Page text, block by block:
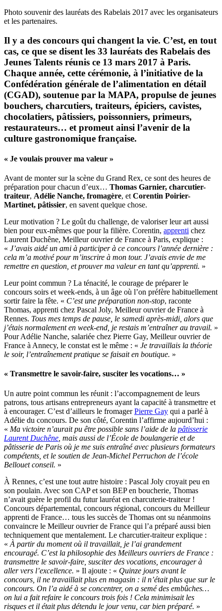
Photo souvenir des lauréats des Rabelais 2017 avec les organisateurs
et les partenaires.
Il y a des concours qui changent la vie. C’est, en tout
cas, ce que se disent les 33 lauréats des Rabelais des
Jeunes Talents réunis ce 13 mars 2017 à Paris.
Chaque année, cette cérémonie, à l’initiative de la
Confédération générale de l’alimentation en détail
(CGAD), soutenue par la MAPA, propulse de jeunes
bouchers, charcutiers, traiteurs, épiciers, cavistes,
chocolatiers, pâtissiers, poissonniers, primeurs,
restaurateurs… et promeut ainsi l’avenir de la
culture gastronomique française.
« Je voulais prouver ma valeur »
Avant de monter sur la scène du Grand Rex, ce sont des heures de
préparation pour chacun d’eux… Thomas Garnier, charcutier-
traiteur, Adélie Nanche, fromagère, et Corentin Poirier-
Martinet, pâtissier, en savent quelque chose.
Leur motivation ? Le goût du challenge, de valoriser leur art aussi
bien pour eux-mêmes que pour la filière. Corentin, apprenti chez
Laurent Duchêne, Meilleur ouvrier de France à Paris, explique :
« J’avais aidé un ami à participer à ce concours l’année dernière :
cela m’a motivé pour m’inscrire à mon tour. J’avais envie de me
remettre en question, et prouver ma valeur en tant qu’apprenti. »
Leur point commun ? La ténacité, le courage de préparer le
concours soirs et week-ends, à un âge où l’on préfère habituellement
sortir faire la fête. « C’est une préparation non-stop, raconte
Thomas, apprenti chez Pascal Joly, Meilleur ouvrier de France à
Rennes. Tous mes temps de pause, le samedi après-midi, alors que
j’étais normalement en week-end, je restais m’entraîner au travail. »
Pour Adélie Nanche, salariée chez Pierre Gay, Meilleur ouvrier de
France à Annecy, le constat est le même : « Je travaillais la théorie
le soir, l’entraînement pratique se faisait en boutique. »
« Transmettre le savoir-faire, susciter les vocations… »
Un autre point commun les réunit : l’accompagnement de leurs
patrons, tous artisans entrepreneurs ayant la capacité à transmettre et
à encourager. C’est d’ailleurs le fromagerPierre Gay qui a parlé à
Adélie du concours. De son côté, Corentin l’affirme aujourd’hui :
« Ma victoire n’aurait pu être possible sans l’aide de la pâtisserie
Laurent Duchêne , mais aussi de l’École de boulangerie et de
pâtisserie de Paris où je me suis entraîné avec plusieurs formateurs
compétents, et le soutien de Jean-Michel Perruchon de l’école
Bellouet conseil. »
À Rennes, c’est une tout autre histoire : Pascal Joly croyait peu en
son poulain. Avec son CAP et son BEP en boucherie, Thomas
n’avait guère le profil du futur lauréat en charcuterie-traiteur !
Concours départemental, concours régional, concours du Meilleur
apprenti de France… tous les succès de Thomas ont su néanmoins
convaincre le Meilleur ouvrier de France qui l’a préparé aussi bien
techniquement que mentalement. Le charcutier-traiteur explique :
« À partir du moment où il travaillait, je l’ai grandement
encouragé. C’est la philosophie des Meilleurs ouvriers de France :
transmettre le savoir-faire, susciter des vocations, encourager à
aller vers l’excellence. » Il ajoute : « Quinze jours avant le
concours, il ne travaillait plus en magasin : il n’était plus que sur le
concours. On l’a aidé à se concentrer, on a semé des embûches…
on lui a fait refaire le concours trois fois ! Cela minimisait les
risques et il était plus détendu le jour venu, car bien préparé. »